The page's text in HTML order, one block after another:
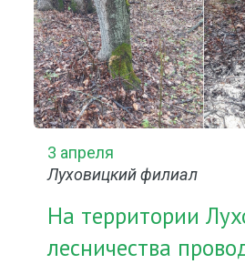
3 апреля
Луховицкий филиал
На территории
лесничества